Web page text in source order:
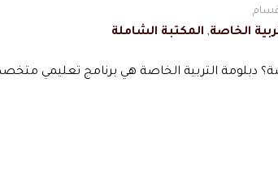
الخاصة, المكتبة الشاملة
دبلومة التربية الخاصة هي برنامج تعليمي